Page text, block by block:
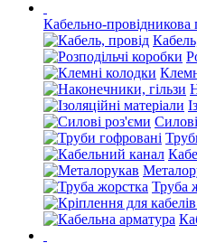
Кабельно-провідникова
Труба